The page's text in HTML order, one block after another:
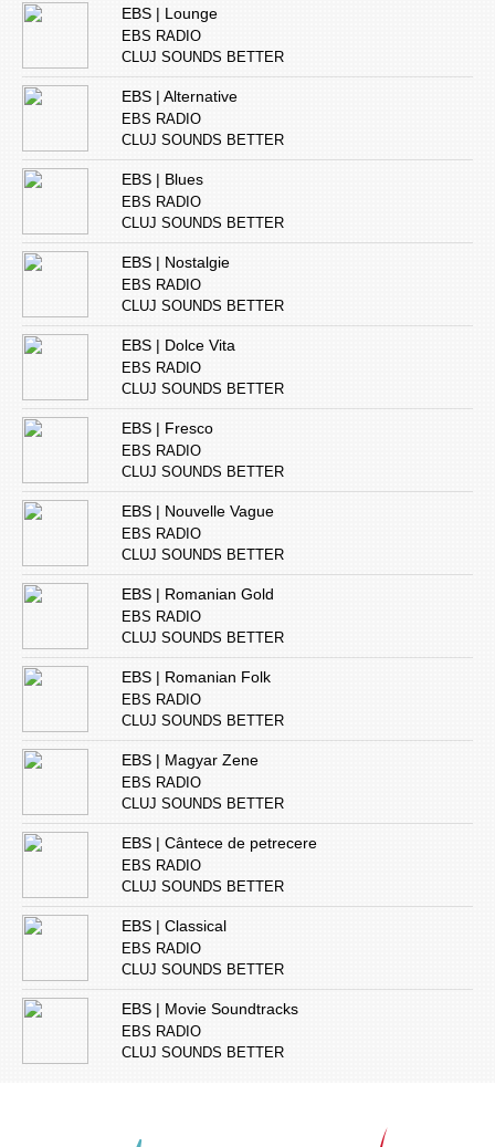
EBS | Lounge
EBS RADIO
CLUJ SOUNDS BETTER
EBS | Alternative
EBS RADIO
CLUJ SOUNDS BETTER
EBS | Blues
EBS RADIO
CLUJ SOUNDS BETTER
EBS | Nostalgie
EBS RADIO
CLUJ SOUNDS BETTER
EBS | Dolce Vita
EBS RADIO
CLUJ SOUNDS BETTER
EBS | Fresco
EBS RADIO
CLUJ SOUNDS BETTER
EBS | Nouvelle Vague
EBS RADIO
CLUJ SOUNDS BETTER
EBS | Romanian Gold
EBS RADIO
CLUJ SOUNDS BETTER
EBS | Romanian Folk
EBS RADIO
CLUJ SOUNDS BETTER
EBS | Magyar Zene
EBS RADIO
CLUJ SOUNDS BETTER
EBS | Cântece de petrecere
EBS RADIO
CLUJ SOUNDS BETTER
EBS | Classical
EBS RADIO
CLUJ SOUNDS BETTER
EBS | Movie Soundtracks
EBS RADIO
CLUJ SOUNDS BETTER